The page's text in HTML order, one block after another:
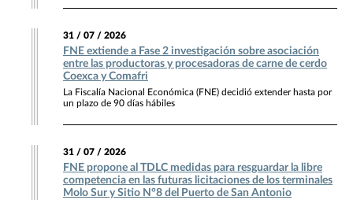
31 / 07 / 2026
FNE extiende a Fase 2 investigación sobre asociación
entre las productoras y procesadoras de carne de cerdo
Coexca y Comafri
La Fiscalía Nacional Económica (FNE) decidió extender hasta por
un plazo de 90 días hábiles
31 / 07 / 2026
FNE propone al TDLC medidas para resguardar la libre
competencia en las futuras licitaciones de los terminales
Molo Sur y Sitio N°8 del Puerto de San Antonio